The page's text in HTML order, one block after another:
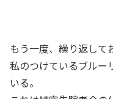
もう一度、繰り返して
私のつけているブルー
いる。